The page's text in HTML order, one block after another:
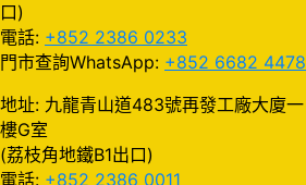
口)
電話: +852 2386 0233
門市查詢WhatsApp: +852 6682 4478
地址: 九龍青山道483號再發工廠大廈一
樓G室
(荔枝角地鐵B1出口)
電話: +852 2386 0011